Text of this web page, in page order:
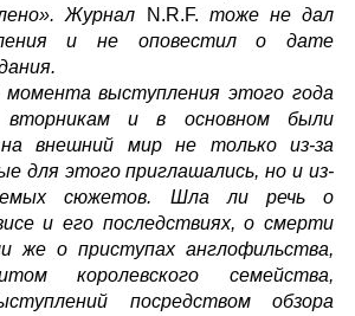
Журнал
N.R.F. тоже не дал
и не оповестил о дате
момента выступления этого года
вторникам и в основном были
внешний мир не только из-за
для этого приглашались, но и из-
сюжетов. Шла ли речь о
и его последствиях, о смерти
же о приступах англофильства,
королевского семейства,
посредством обзора